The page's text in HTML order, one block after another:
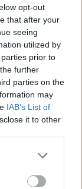
opt-out
that after your
seeing
utilized by
prior to
further
parties on the
may
IAB’s List of
it to other
Μητσοτάκης: